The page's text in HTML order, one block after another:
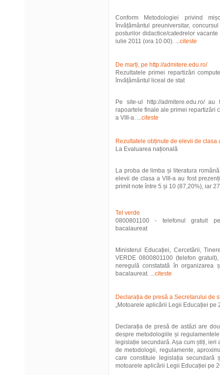
Conform Metodologiei privind
învățământul preuniversitar,
posturilor didactice/catedrelor
iulie 2011 (ora 10.00). ...citeste
De marți, pe http://admitere.edu.ro/
Rezultatele primei repartizări
învățământul liceal de stat
Pe site-ul http://admitere.edu.ro/
rapoartele finale ale primei repartizări
a VIII-a. ...citeste
Rezultatele obținute de elevii de clasa
La Evaluarea națională
La proba de limba și literatura
elevii de clasa a VIII-a au fost
primit note între 5 și 10 (87,20%), iar
Tel verde
0800801100 - telefonul gratuit
bacalaureat
Ministerul Educației, Cercetării,
VERDE 0800801100 (telefon
neregulă constatată în organizarea
bacalaureat. ...citeste
Declarația de presă a Secretarului de
„Motoarele aplicării Legii Educației pe
Declarația de presă de astăzi are
despre metodologiile și
legislație secundară. Așa cum știți,
de metodologii, regulamente,
care constituie legislația
motoarele aplicării Legii Educației pe